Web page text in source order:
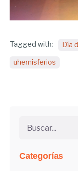
Categorías
Tagged with: Día
uhemisferios